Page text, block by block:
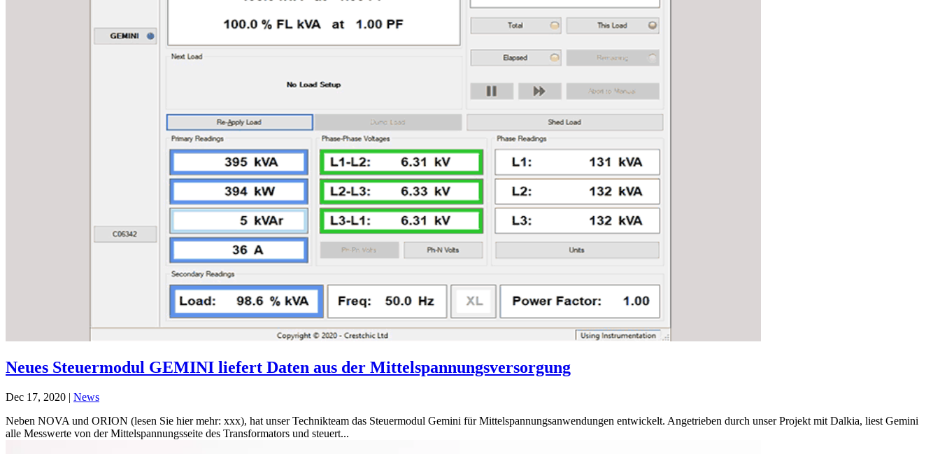
Neues Steuermodul GEMINI liefert Daten aus der Mittelspannungsversorgung
Dec 17, 2020 | News
Neben NOVA und ORION (lesen Sie hier mehr: xxx), hat unser Technikteam das Steuermodul Gemini für Mittelspannungsanwendungen entwickelt. Angetrieben durch unser Projekt mit Dalkia, liest Gemini
alle Messwerte von der Mittelspannungsseite des Transformators und steuert...